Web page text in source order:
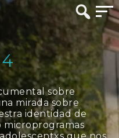
sobre
mirada sobre
identidad de
microprogramas